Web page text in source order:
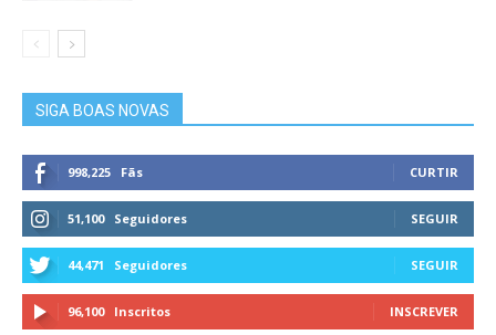
SIGA BOAS NOVAS
998,225 Fãs CURTIR
51,100 Seguidores SEGUIR
44,471 Seguidores SEGUIR
96,100 Inscritos INSCREVER